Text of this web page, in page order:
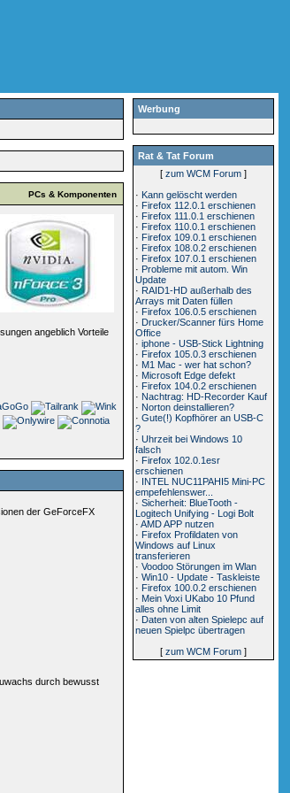
Werbung
Rat & Tat Forum
[ zum WCM Forum]
· Kann gelöscht werden
· Firefox 112.0.1 erschienen
· Firefox 111.0.1 erschienen
· Firefox 110.0.1 erschienen
· Firefox 109.0.1 erschienen
· Firefox 108.0.2 erschienen
· Firefox 107.0.1 erschienen
· Probleme mit autom. Win
Update
· RAID1-HD außerhalb des
Arrays mit Daten füllen
· Firefox 106.0.5 erschienen
· Drucker/Scanner fürs Home
Office
·iphone - USB-Stick Lightning
· Firefox 105.0.3 erschienen
· M1 Mac - wer hat schon?
· Microsoft Edge defekt
· Firefox 104.0.2 erschienen
· Nachtrag: HD-Recorder Kauf
· Norton deinstallieren?
·Gute(!) Kopfhörer an USB-C
?
·Uhrzeit bei Windows 10
falsch
· Firefox 102.0.1esr
erschienen
· INTEL NUC11PAHI5 Mini-PC
empefehlenswer...
·Sicherheit: BlueTooth -
Logitech Unifying - Logi Bolt
·AMD APP nutzen
· Firefox Profildaten von
Windows auf Linux
transferieren
·Voodoo Störungen im Wlan
·Win10 - Update - Taskleiste
· Firefox 100.0.2 erschienen
· Mein Voxi UKabo 10 Pfund
alles ohne Limit
· Daten von alten Spielepc auf
neuen Spielpc übertragen
[ zum WCM Forum]
PCs & Komponenten
angeblich Vorteile
der GeForceFX
durch bewusst